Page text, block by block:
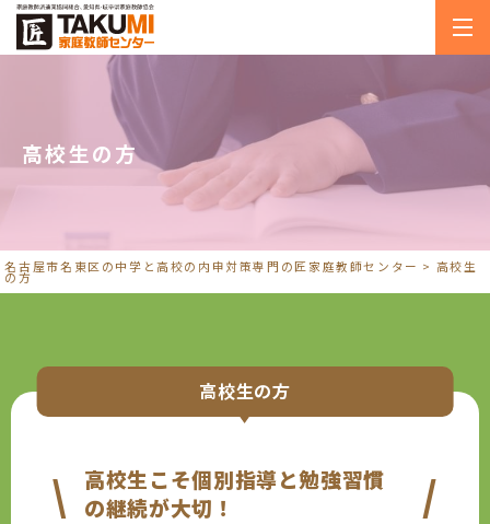
高校生の方
名古屋市名東区の中学と高校の内申対策専門の匠家庭教師センター > 高校生
の方
高校生の方
\
高校生こそ個別指導と勉強習慣
の継続が大切！
/